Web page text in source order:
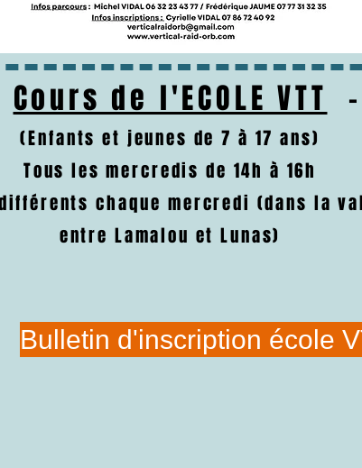
Cours de l'ECOLE VTT
(Enfants et jeunes de 7 à 17 ans)
Tous les mercredis de 14h à 16h
chaque mercredi (dans la
entre Lamalou et Lunas)
Bulletin d'inscription école